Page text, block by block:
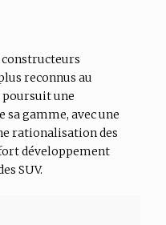
constructeurs
reconnus au
poursuit une
gamme, avec une
rationalisation des
développement
SUV.